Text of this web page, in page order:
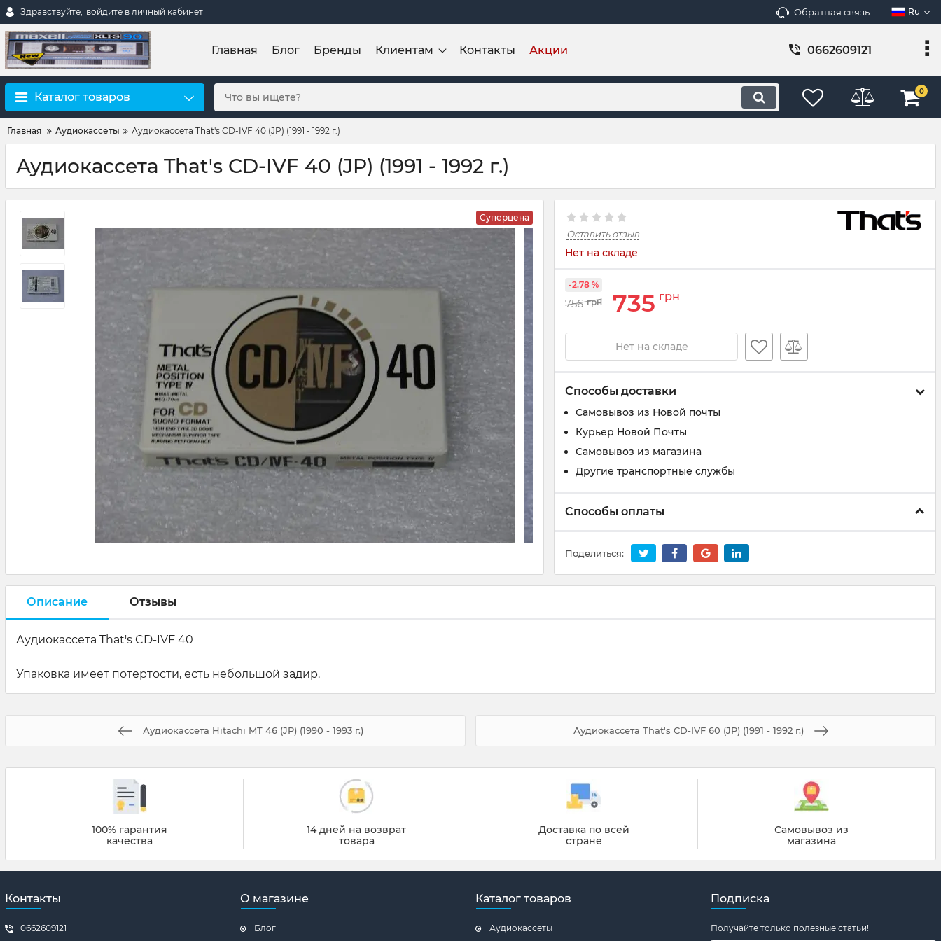
Здравствуйте, войдите в личный кабинет Обратная связь Ru
Главная Блог Бренды Клиентам Контакты Акции 0662609121
Каталог товаров 0
Главная Аудиокассеты Аудиокассета That's CD-IVF 40 (JP) (1991 - 1992 г.)
Аудиокассета That's CD-IVF 40 (JP) (1991 - 1992 г.)
Суперцена
Оставить отзыв
Нет на складе
756 грн 735 грн
-2.78 %
Нет на складе
Способы доставки
Самовывоз из Новой почты
Курьер Новой Почты
Самовывоз из магазина
Другие транспортные службы
Способы оплаты
Поделиться:
Описание Отзывы
Аудиокассета That's CD-IVF 40
Упаковка имеет потертости, есть небольшой задир.
Аудиокассета Hitachi MT 46 (JP) (1990 - 1993 г.) Аудиокассета That's CD-IVF 60 (JP) (1991 - 1992 г.)
100% гарантия
качества
14 дней на возврат
товара
Доставка по всей
стране
Самовывоз из
магазина
Контакты
0662609121
О магазине
Блог
Каталог товаров
Аудиокассеты
Подписка
Получайте только полезные статьи!